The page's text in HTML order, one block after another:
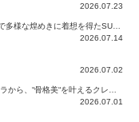
2026.07.23
2026.07.14
2026.07.02
2026.07.01